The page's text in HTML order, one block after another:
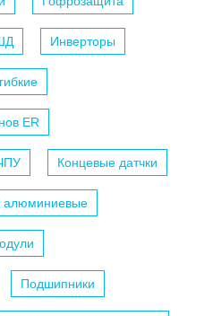
Инверторы
ER
Концевые датчки
алюминиевые
Подшипники